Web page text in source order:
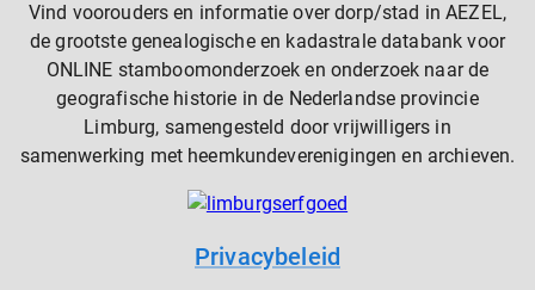
Vind voorouders en informatie over dorp/stad in AEZEL,
de grootste genealogische en kadastrale databank voor
ONLINE stamboomonderzoek en onderzoek naar de
geografische historie in de Nederlandse provincie
Limburg, samengesteld door vrijwilligers in
samenwerking met heemkundeverenigingen en archieven.
Privacybeleid